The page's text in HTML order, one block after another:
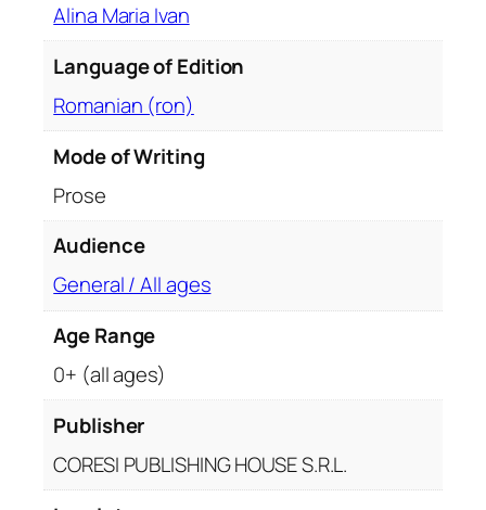
a
i
Alina Maria Ivan
Language of Edition
Romanian (ron)
Mode of Writing
Prose
Audience
General / All ages
Age Range
0+ (all ages)
Publisher
CORESI PUBLISHING HOUSE S.R.L.